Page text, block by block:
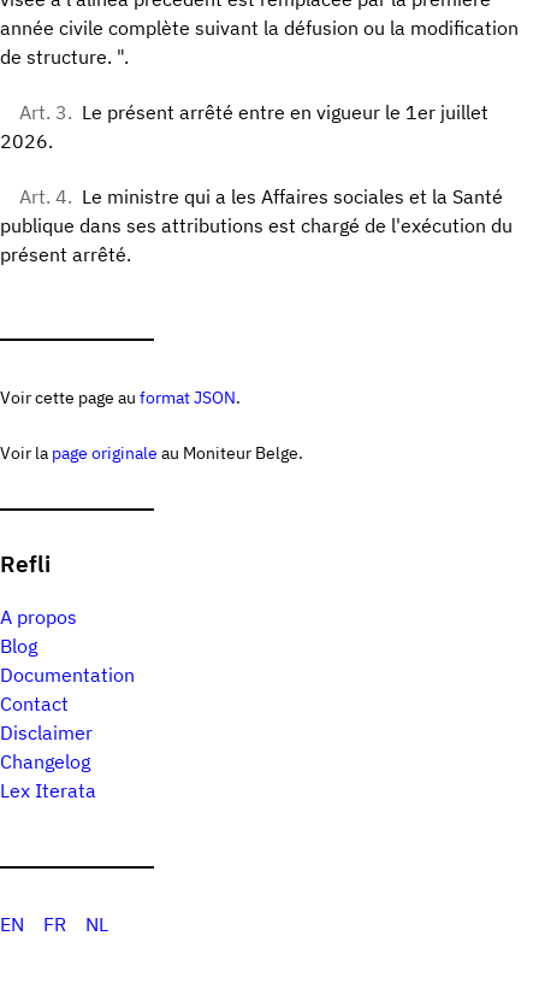
année civile complète suivant la défusion ou la modification
de structure. ".
Art. 3. Le présent arrêté entre en vigueur le 1er juillet
2026.
Art. 4. Le ministre qui a les Affaires sociales et la Santé
publique dans ses attributions est chargé de l'exécution du
présent arrêté.
Voir cette page au format JSON.
Voir la page originale au Moniteur Belge.
Refli
A propos
Blog
Documentation
Contact
Disclaimer
Changelog
Lex Iterata
EN FR NL